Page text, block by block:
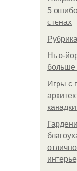
5
стенах
Нью-
больше
Игры с